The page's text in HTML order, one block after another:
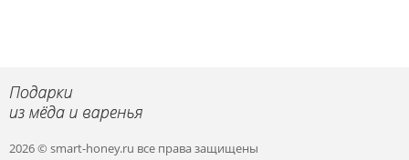
2026 © smart-honey.ru все права защищены